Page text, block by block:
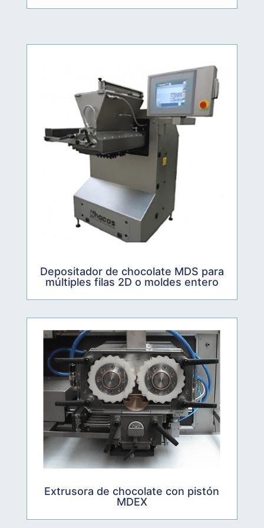
Depositador de chocolate MDS para
múltiples filas 2D o moldes entero
Extrusora de chocolate con pistón
MDEX